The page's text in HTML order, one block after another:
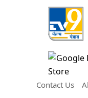
Contact Us